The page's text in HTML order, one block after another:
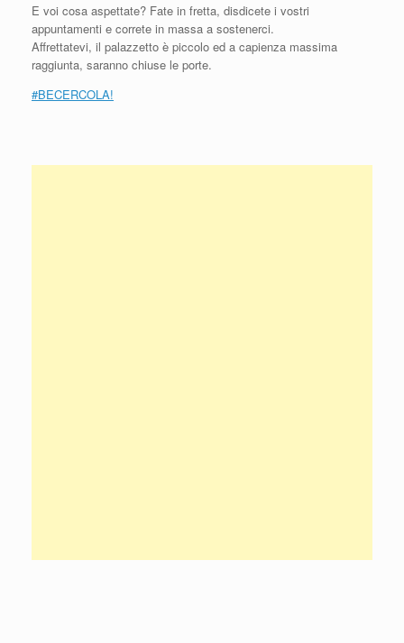
E voi cosa aspettate? Fate in fretta, disdicete i vostri
appuntamenti e correte in massa a sostenerci.
Affrettatevi, il palazzetto è piccolo ed a capienza massima
raggiunta, saranno chiuse le porte.
#BECERCOLA!